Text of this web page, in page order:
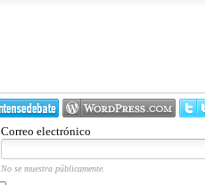
Correo electrónico
No se muestra públicamente.